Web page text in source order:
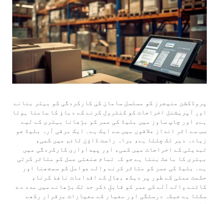
پروڈکشن منیجرز کو مسلسل سامان کی کارکردگی کو بہتر بنانے
اور آپریشنل اخراجات کو کنٹرول کرنے کے دباؤ کا سامنا ہوتا
ہے، اور چاپ ساوز میں بلیڈ کی عمر کو بڑھانا بہتری کے لیے
سب سے اثر انداز علاقوں میں سے ایک ہے۔ ایک برقی آرہ
بلیڈ جو
زیادہ دیر تک چلتا ہے، براہ راست ڈاؤن ٹائم میں کمی،
تبدیلی کے اخراجات میں کمی، اور پیداواری کارکردگی میں
بہتری کا باعث بنتا ہے جو کہ تمام صنعتی عمل کو متاثر کرتی
ہے۔ بلیڈ کی عمر کو متاثر کرنے والے عوامل کو سمجھنا اور
حکمت عملی کے طور پر دیکھ بھال کے اقدامات نافذ کرنا،
کاٹنے والے آلے کی عمر کو قابلِ ذکر حد تک بڑھانے میں مدد دے
سکتا ہے جبکہ درستگی اور معیار کے معیارات برقرار رکھے